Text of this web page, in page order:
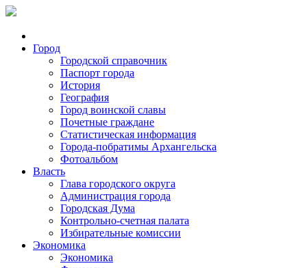
Город
Городской справочник
Паспорт города
История
География
Город воинской славы
Почетные граждане
Статистическая информация
Города-побратимы Архангельска
Фотоальбом
Власть
Глава городского округа
Администрация города
Городская Дума
Контрольно-счетная палата
Избирательные комиссии
Экономика
Экономика